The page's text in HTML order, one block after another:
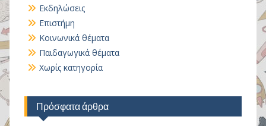
Εκδηλώσεις
Επιστήμη
Κοινωνικά θέματα
Παιδαγωγικά θέματα
Χωρίς κατηγορία
Πρόσφατα άρθρα